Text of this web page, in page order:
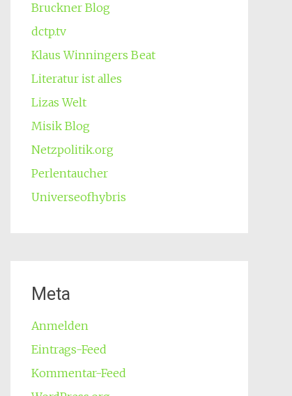
Bruckner Blog
dctp.tv
Klaus Winningers Beat
Literatur ist alles
Lizas Welt
Misik Blog
Netzpolitik.org
Perlentaucher
Universeofhybris
Meta
Anmelden
Eintrags-Feed
Kommentar-Feed